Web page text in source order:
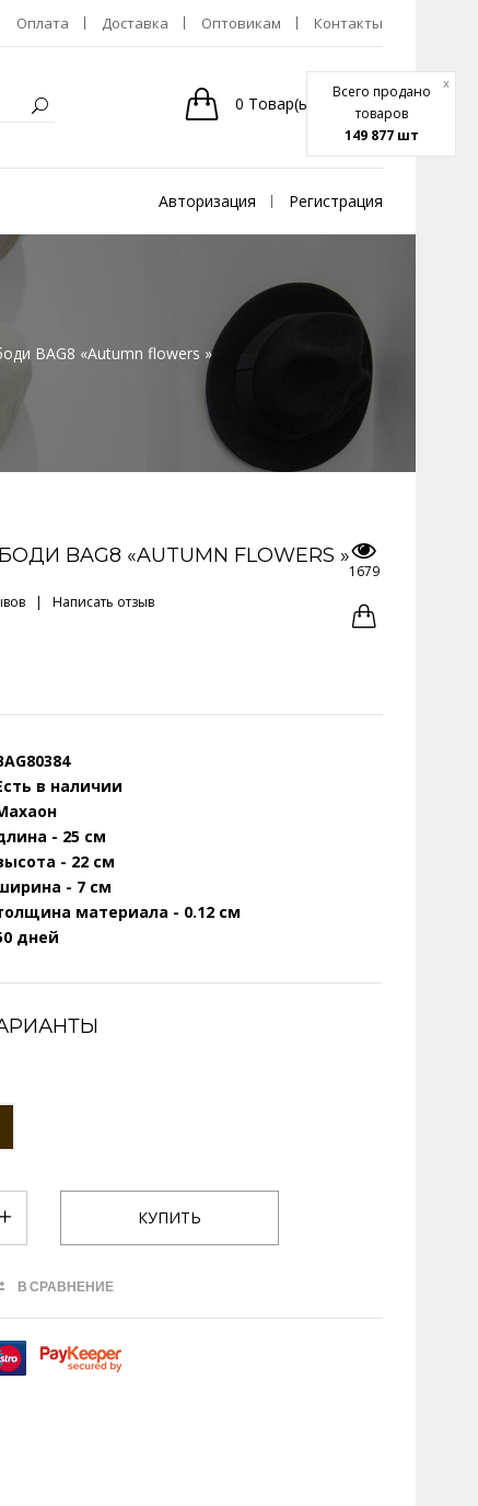
Всего продано
товаров
149 877 шт
x
Оплата Доставка Оптовикам Контакты
0 Товар(ы) 0р.
Авторизация Регистрация
BAG8 «Autumn flowers »
BAG8 «AUTUMN FLOWERS »
| Написать отзыв
1679
в наличии
- 25 см
- 22 см
- 7 см
материала - 0.12 см
дней
В СРАВНЕНИЕ